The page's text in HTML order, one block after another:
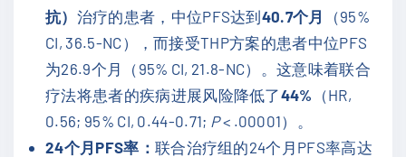
抗） 治疗的患者，中位PFS达到40.7个月
（95%
CI, 36.5-NC），而接受THP方案的患者中位PFS
为26.9个月（95% CI, 21.8-NC）。这意味着联合
疗法将患者的疾病进展风险降低了44% （HR,
0.56; 95% CI, 0.44-0.71; P< .00001）。
24个月PFS率： 联合治疗组的24个月PFS率高达